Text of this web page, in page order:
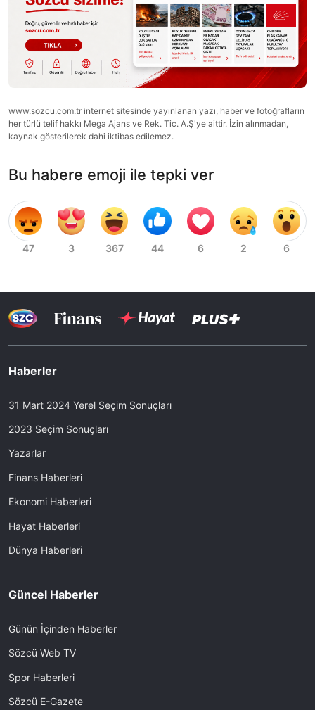
www.sozcu.com.tr internet sitesinde yayınlanan yazı, haber ve fotoğrafların
her türlü telif hakkı Mega Ajans ve Rek. Tic. A.Ş'ye aittir. İzin alınmadan,
kaynak gösterilerek dahi iktibas edilemez.
Bu habere emoji ile tepki ver
Haberler
31 Mart 2024 Yerel Seçim Sonuçları
2023 Seçim Sonuçları
Yazarlar
Finans Haberleri
Ekonomi Haberleri
Hayat Haberleri
Dünya Haberleri
Güncel Haberler
Günün İçinden Haberler
Sözcü Web TV
Spor Haberleri
Sözcü E-Gazete